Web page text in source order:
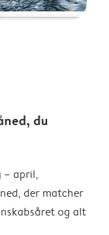
du
– april,
der matcher
og alt